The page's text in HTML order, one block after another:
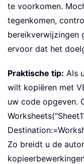
te voorkomen.
tegenkomen,
bereikverwijzingen
ervoor dat het
Praktische tip: Als
wilt kopiëren met
uw code opgeven.
Zo breidt u de